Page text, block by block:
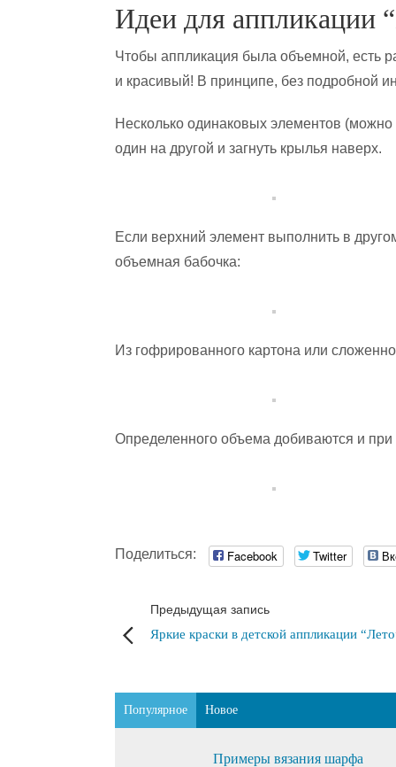
Идеи для аппликации
Чтобы аппликация была объемной, есть
и красивый! В принципе, без подробной
Несколько одинаковых элементов
один на другой и загнуть крылья наверх.
Если верхний элемент выполнить в
объемная бабочка:
Из гофрированного картона или
Определенного объема добиваются и
Поделиться: Facebook Twitter
Предыдущая запись
Яркие краски в детской аппликации
Популярное Новое
Примеры вязания шарфа